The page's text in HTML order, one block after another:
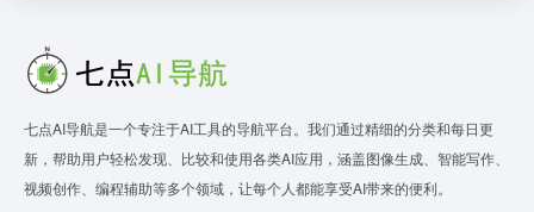
七点AI导航是一个专注于AI工具的导航平台。我们通过精细的分类和每日更
新，帮助用户轻松发现、比较和使用各类AI应用，涵盖图像生成、智能写作、
视频创作、编程辅助等多个领域，让每个人都能享受AI带来的便利。